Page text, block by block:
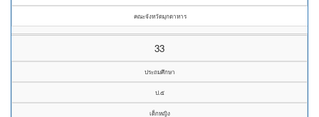
คณะจังหวัดมุกดาหาร
33
ประถมศึกษา
ป.๕
เด็กหญิง